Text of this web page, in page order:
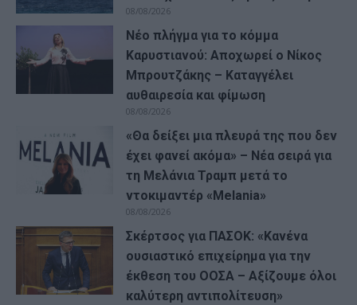
08/08/2026
Νέο πλήγμα για το κόμμα
Καρυστιανού: Αποχωρεί ο Νίκος
Μπρουτζάκης – Καταγγέλει
αυθαιρεσία και φίμωση
08/08/2026
«Θα δείξει μια πλευρά της που δεν
έχει φανεί ακόμα» – Νέα σειρά για
τη Μελάνια Τραμπ μετά το
ντοκιμαντέρ «Melania»
08/08/2026
Σκέρτσος για ΠΑΣΟΚ: «Κανένα
ουσιαστικό επιχείρημα για την
έκθεση του ΟΟΣΑ – Αξίζουμε όλοι
καλύτερη αντιπολίτευση»